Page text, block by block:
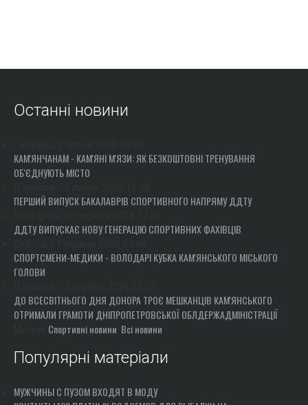
ВІДОМІ ЛЮДИ МІСТА
"ПЕРЕГОРТАЮЧИ СТАРІ ГАЗЕТИ"
70-ТІ РОКИ
90-ТІ РОКИ
ІСТОРІЯ ОДНІЄЇ ФОТОГРАФІЇ
РЕКОРДИ МІСТА
Останні новини
КАМ'ЯНЧАНАМ - КАМ'ЯНІ М'ЯЗИ: ЯК БЕЗКОШТОВНІ ТРЕНУВАННЯ
ОБ'ЄДНУЮТЬ МІСТО
ПЕРШИЙ ВИПУСК БАКАЛАВРІВ СПОРТИВНОГО НАПРЯМУ ДДТУ
ДДТУ ВИПУСКАЄ НОВУ ГЕНЕРАЦІЮ СПОРТИВНИХ ФАХІВЦІВ
СПОРТСМЕНИ-МЕДИКИ - ВОЛОДАРІ КУБКА КАМ'ЯНСЬКОГО МІСЬКОГО
ГОЛОВИ
ДО ВСЕСВІТНЬОГО ДНЯ ДОНОРА ТРОЄ МЕШКАНЦІВ КАМ'ЯНСЬКОГО
ОТРИМАЛИ ГРАМОТИ ДНІПРОПЕТРОВСЬКОЇ ОБЛДЕРЖАДМІНІСТРАЦІЇ
Спортивні новини Всі новини
Популярні матеріали
МУЖЧИНЫ С ПУЗОМ ВХОДЯТ В МОДУ